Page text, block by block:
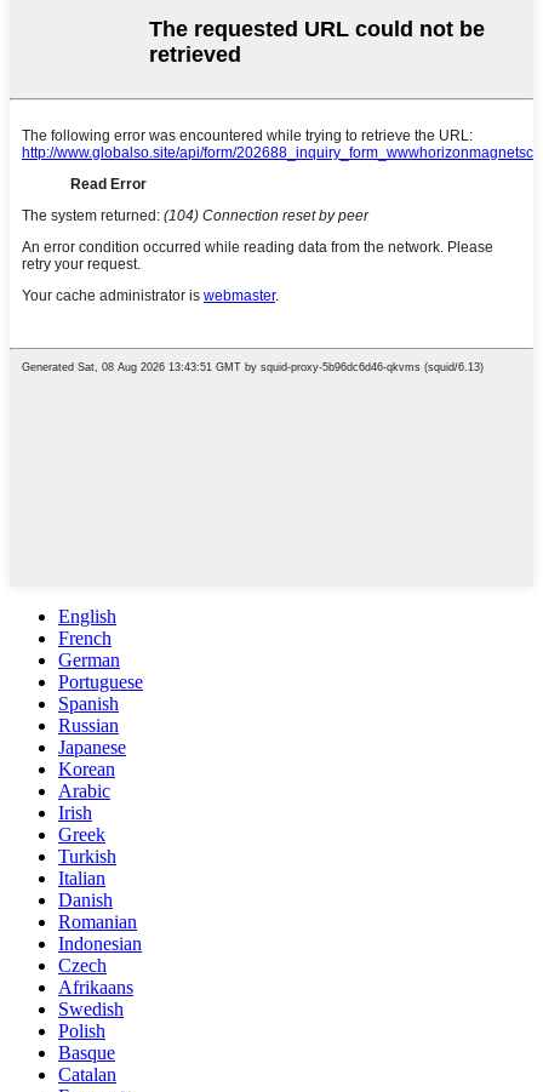
English
French
German
Portuguese
Spanish
Russian
Japanese
Korean
Arabic
Irish
Greek
Turkish
Italian
Danish
Romanian
Indonesian
Czech
Afrikaans
Swedish
Polish
Basque
Catalan